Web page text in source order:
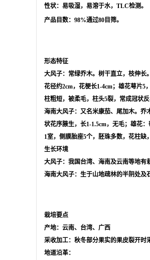
性状：易吸湿，易溶于水，TLC检测。
产品目数：98%通过80目筛。
形态特征
大风子：常绿乔木。树干直立，枝伸长
花径约2cm，花梗长1-4cm；雄花萼片
柱粗短，被柔毛，柱头5裂，常成冠状
海南大风子：又名米康茄、尾加木。乔
状花序腋生，长1-1.5cm，无毛；雄花
1室，侧膜胎座5个，胚珠多数，花柱缺
生长环境
大风子：我国台湾、海南及云南等地有
海南大风子：生于山地疏林的半阴处及
栽培要点
产地：云南、台湾、广西
采收加工：秋冬部分果实的果皮裂开时
地道沿革：